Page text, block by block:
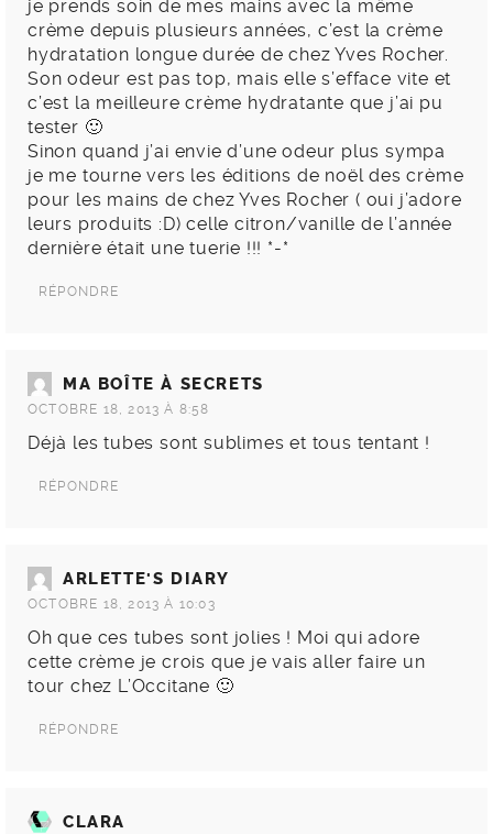
je prends soin de mes mains avec la même
crème depuis plusieurs années, c’est la crème
hydratation longue durée de chez Yves Rocher.
Son odeur est pas top, mais elle s’efface vite et
c’est la meilleure crème hydratante que j’ai pu
tester 🙂
Sinon quand j’ai envie d’une odeur plus sympa
je me tourne vers les éditions de noël des crème
pour les mains de chez Yves Rocher ( oui j’adore
leurs produits :D) celle citron/vanille de l’année
dernière était une tuerie !!! *-*
RÉPONDRE
MA BOÎTE À SECRETS
OCTOBRE 18, 2013 À 8:58
Déjà les tubes sont sublimes et tous tentant !
RÉPONDRE
ARLETTE'S DIARY
OCTOBRE 18, 2013 À 10:03
Oh que ces tubes sont jolies ! Moi qui adore
cette crème je crois que je vais aller faire un
tour chez L’Occitane 🙂
RÉPONDRE
CLARA